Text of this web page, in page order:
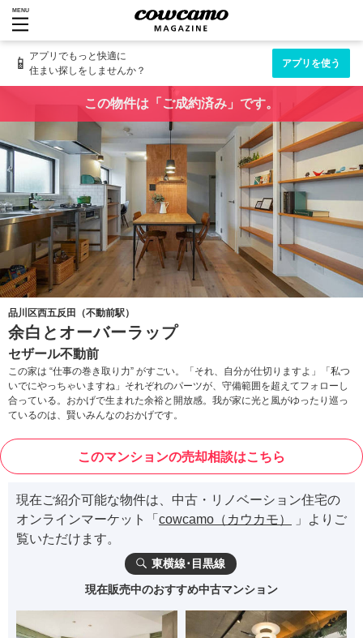
MENU
📱 アプリでもっと快適に
住まい探しをしませんか？
アプリを使う
この物件は「ご成約済み」です。
品川区西五反田（不動前駅）
余白とオーバーラップ
セザール不動前
この家は “仕事の巻き取り力” がすごい。「それ、自分が仕切りますよ」「私つ
いでにやっちゃいますね」それぞれのパーツが、守備範囲を超えてフォローし
合っている。おかげで生まれた余裕と開放感。我が家に光と風がゆったり巡っ
ているのは、賢いみんなのおかげです。
このマンションの売却相談はこちら
現在ご紹介可能な物件は、中古・リノベーション住宅の
オンラインマーケット「 cowcamo（カウカモ）
」よりご
覧いただけます。
東横線･目黒線
現在販売中のおすすめ中古マンション